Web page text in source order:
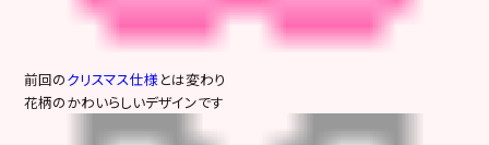
前回のクリスマス仕様とは変わり
花柄のかわいらしいデザインです